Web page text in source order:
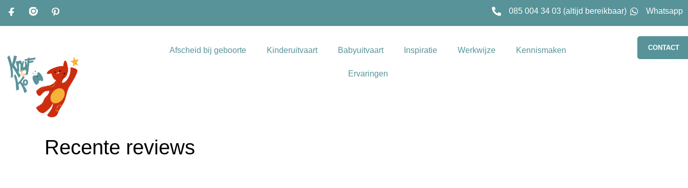
085 004 34 03 (altijd bereikbaar) Whatsapp
Afscheid bij geboorte Kinderuitvaart Babyuitvaart Inspiratie Werkwijze Kennismaken
Ervaringen
CONTACT
Recente reviews